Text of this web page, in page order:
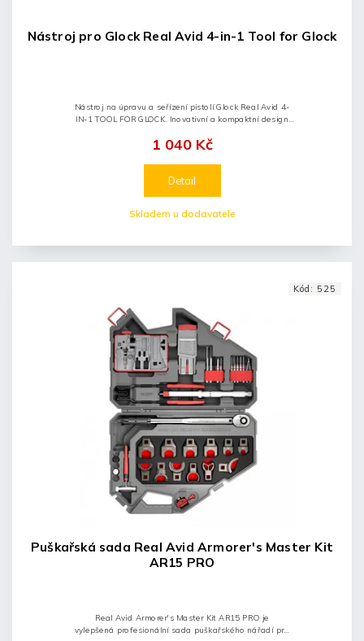
Nástroj pro Glock Real Avid 4-in-1 Tool for Glock
Skladem u dodavatele
1 040 Kč
Detail
Nástroj na úpravu a seřízení pistolí Glock Real Avid 4-
IN-1 TOOL FOR GLOCK. Inovativní a kompaktní design
nepostradatelného...
Puškařská sada Real Avid Armorer's Master Kit
AR15 PRO
Real Avid Armorer's Master Kit AR15 PRO je
vylepšená profesionální sada puškařského nářadí pro
Kód: 525